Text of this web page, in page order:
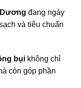
đang ngày
và tiêu chuẩn
bụi không chỉ
còn góp phần